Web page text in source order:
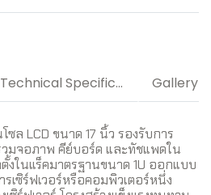
Technical Specification / Downloads Gallery
ซล LCD ขนาด 17 นิ้ว รองรับการ
วมจอภาพ คีย์บอร์ด และทัชแพดใน
งในแร็คมาตรฐานขนาด 1U ออกแบบ
เซิร์ฟเวอร์หรือคอมพิวเตอร์หนึ่ง